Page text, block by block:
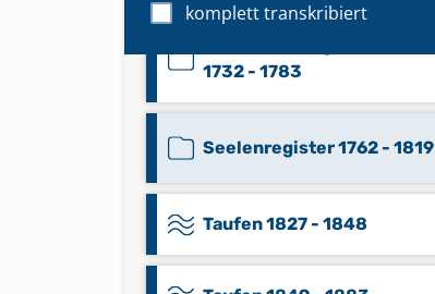
komplett transkribiert
1732 - 1783
Seelenregister 1762 - 1819
Taufen 1827 - 1848